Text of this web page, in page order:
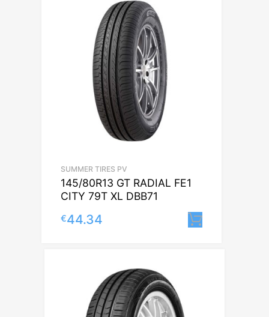
SUMMER TIRES PV
145/80R13 GT RADIAL FE1
CITY 79T XL DBB71
€44.34